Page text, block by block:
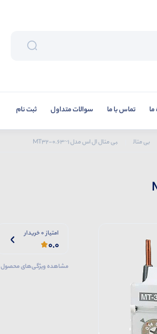
ما تماس با ما سوالات متداول ثبت نام
بی متال بی متال ال اس مدل MT32-0.63~1
امتیاز 0 خریدار
0.0
مشاهده ویژگی‌های محصول